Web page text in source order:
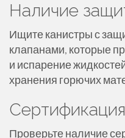
Наличие
Ищите канистры с
клапанами, которые
и испарение
хранения горючих
Сертификация
Проверьте наличие